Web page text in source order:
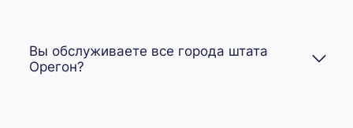
Вы обслуживаете все города штата
Орегон?